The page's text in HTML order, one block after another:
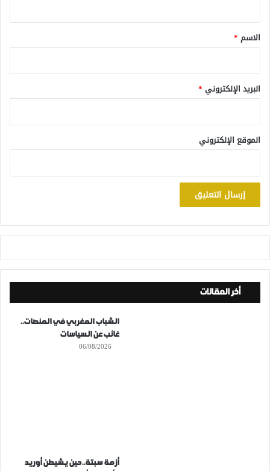
*
الاسم *
البريد الإلكتروني *
الموقع الإلكتروني
أخر المقالات
الشباب المغربي في المنصات..
غائب عن السياسات
06/08/2026
أزمة سبتة..حين يشيطن أوريد